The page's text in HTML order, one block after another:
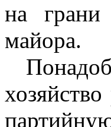
на грани
майора.